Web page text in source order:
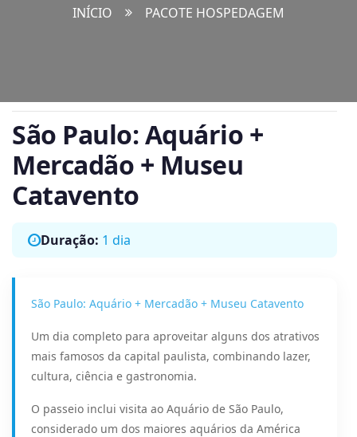
INÍCIO PACOTE HOSPEDAGEM
São Paulo: Aquário +
Mercadão + Museu
Catavento
Duração: 1 dia
São Paulo: Aquário + Mercadão + Museu Catavento
Um dia completo para aproveitar alguns dos atrativos
mais famosos da capital paulista, combinando lazer,
cultura, ciência e gastronomia.
O passeio inclui visita ao Aquário de São Paulo,
considerado um dos maiores aquários da América